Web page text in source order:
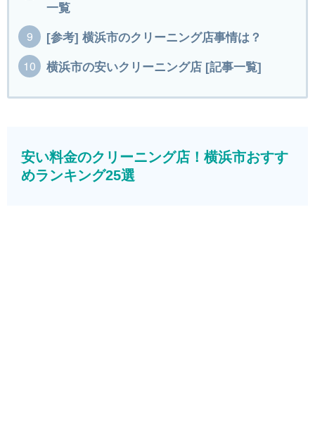
一覧
[参考] 横浜市のクリーニング店事情は？
横浜市の安いクリーニング店 [記事一覧]
安い料金のクリーニング店！横浜市おすす
めランキング25選